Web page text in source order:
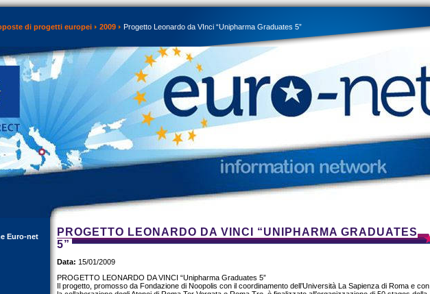
di progetti europei 2009 Progetto Leonardo da VInci “Unipharma Graduates 5”
Euro-net
PROGETTO LEONARDO DA VINCI “UNIPHARMA GRADUATES
5”
Data: 15/01/2009
PROGETTO LEONARDO DA VINCI “Unipharma Graduates 5”
Il progetto, promosso da Fondazione di Noopolis con il coordinamento dell’Università La Sapienza di Roma e con